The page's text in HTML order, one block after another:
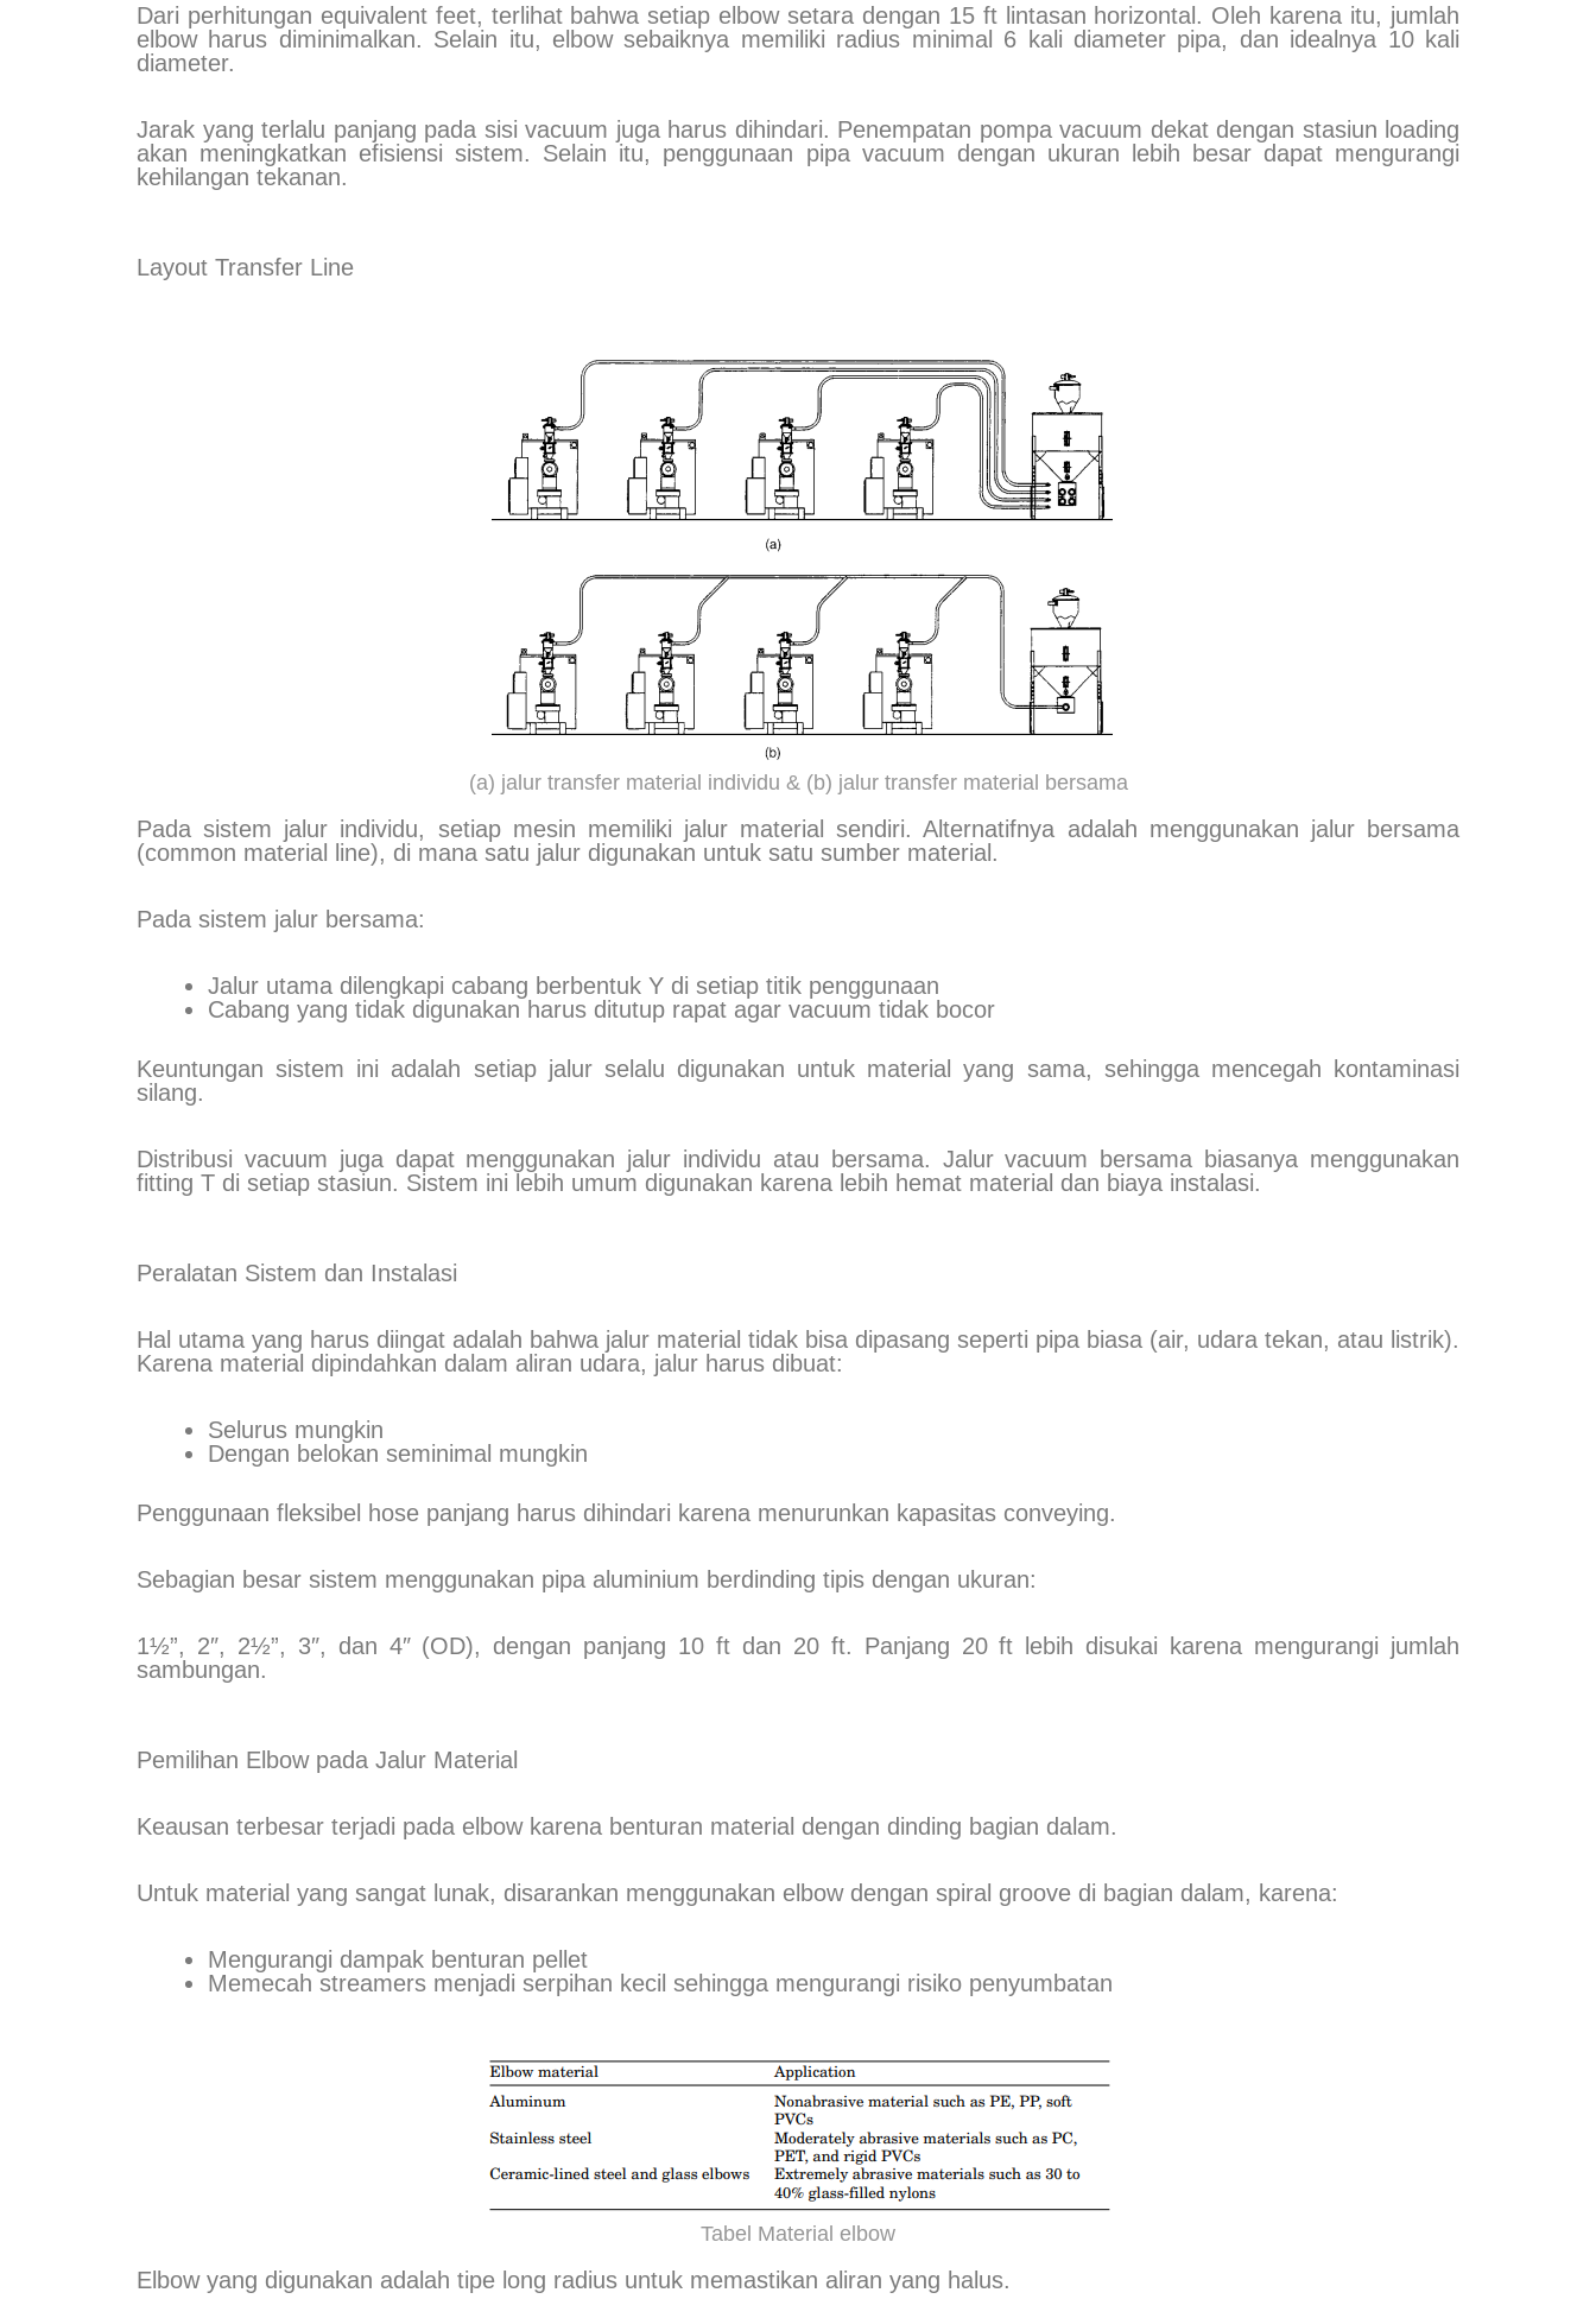
Dari perhitungan equivalent feet, terlihat bahwa setiap elbow setara dengan 15 ft lintasan horizontal. Oleh karena itu, jumlah
elbow harus diminimalkan. Selain itu, elbow sebaiknya memiliki radius minimal 6 kali diameter pipa, dan idealnya 10 kali
diameter.
Jarak yang terlalu panjang pada sisi vacuum juga harus dihindari. Penempatan pompa vacuum dekat dengan stasiun loading
akan meningkatkan efisiensi sistem. Selain itu, penggunaan pipa vacuum dengan ukuran lebih besar dapat mengurangi
kehilangan tekanan.
Layout Transfer Line
(a) jalur transfer material individu & (b) jalur transfer material bersama
Pada sistem jalur individu, setiap mesin memiliki jalur material sendiri. Alternatifnya adalah menggunakan jalur bersama
(common material line), di mana satu jalur digunakan untuk satu sumber material.
Pada sistem jalur bersama:
Jalur utama dilengkapi cabang berbentuk Y di setiap titik penggunaan
Cabang yang tidak digunakan harus ditutup rapat agar vacuum tidak bocor
Keuntungan sistem ini adalah setiap jalur selalu digunakan untuk material yang sama, sehingga mencegah kontaminasi
silang.
Distribusi vacuum juga dapat menggunakan jalur individu atau bersama. Jalur vacuum bersama biasanya menggunakan
fitting T di setiap stasiun. Sistem ini lebih umum digunakan karena lebih hemat material dan biaya instalasi.
Peralatan Sistem dan Instalasi
Hal utama yang harus diingat adalah bahwa jalur material tidak bisa dipasang seperti pipa biasa (air, udara tekan, atau listrik).
Karena material dipindahkan dalam aliran udara, jalur harus dibuat:
Selurus mungkin
Dengan belokan seminimal mungkin
Penggunaan fleksibel hose panjang harus dihindari karena menurunkan kapasitas conveying.
Sebagian besar sistem menggunakan pipa aluminium berdinding tipis dengan ukuran:
1½”, 2″, 2½”, 3″, dan 4″ (OD), dengan panjang 10 ft dan 20 ft. Panjang 20 ft lebih disukai karena mengurangi jumlah
sambungan.
Pemilihan Elbow pada Jalur Material
Keausan terbesar terjadi pada elbow karena benturan material dengan dinding bagian dalam.
Untuk material yang sangat lunak, disarankan menggunakan elbow dengan spiral groove di bagian dalam, karena:
Mengurangi dampak benturan pellet
Memecah streamers menjadi serpihan kecil sehingga mengurangi risiko penyumbatan
Tabel Material elbow
Elbow yang digunakan adalah tipe long radius untuk memastikan aliran yang halus.